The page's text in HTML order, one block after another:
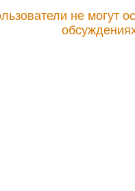
не могут